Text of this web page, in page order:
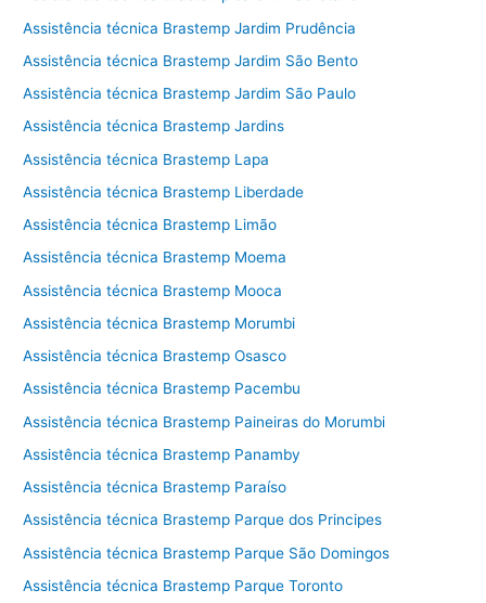
Assistência técnica Brastemp Jardim Prudência
Assistência técnica Brastemp Jardim São Bento
Assistência técnica Brastemp Jardim São Paulo
Assistência técnica Brastemp Jardins
Assistência técnica Brastemp Lapa
Assistência técnica Brastemp Liberdade
Assistência técnica Brastemp Limão
Assistência técnica Brastemp Moema
Assistência técnica Brastemp Mooca
Assistência técnica Brastemp Morumbi
Assistência técnica Brastemp Osasco
Assistência técnica Brastemp Pacembu
Assistência técnica Brastemp Paineiras do Morumbi
Assistência técnica Brastemp Panamby
Assistência técnica Brastemp Paraíso
Assistência técnica Brastemp Parque dos Principes
Assistência técnica Brastemp Parque São Domingos
Assistência técnica Brastemp Parque Toronto